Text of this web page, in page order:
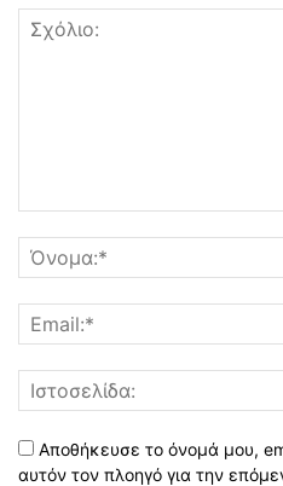
Αποθήκευσε το όνομά μου,
αυτόν τον πλοηγό για την